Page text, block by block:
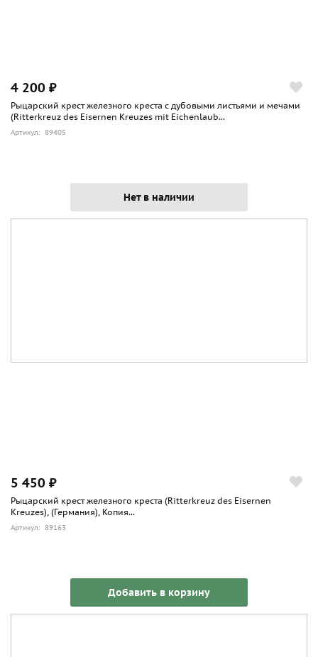
4 200 ₽
Рыцарский крест железного креста с дубовыми листьями и мечами
(Ritterkreuz des Eisernen Kreuzes mit Eichenlaub...
Артикул: 89405
Нет в наличии
5 450 ₽
Рыцарский крест железного креста (Ritterkreuz des Eisernen
Kreuzes), (Германия), Копия...
Артикул: 89163
Добавить в корзину